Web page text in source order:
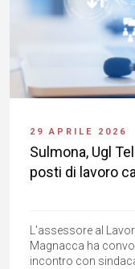
29 APRILE 2026
Sulmona, Ugl
posti di lavoro
L'assessore al
Magnacca ha
incontro con